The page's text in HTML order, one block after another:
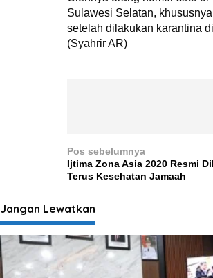
Sulawesi Selatan,
setelah dilakukan karantina
(Syahrir AR)
N
a
i
g
a
Pos sebelumnya
Ijtima Zona Asia 2020 Resmi
Terus Kesehatan Jamaah
Jangan Lewatkan